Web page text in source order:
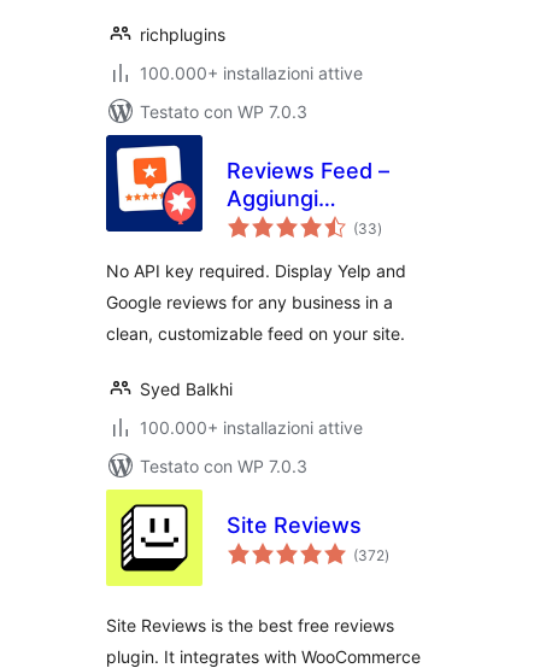
richplugins
100.000+ installazioni attive
Testato con WP 7.0.3
Reviews Feed –
Aggiungi
testimonianze e
clienti da Google
Reviews, Yelp,
TripAdvisor e altri
(33valutazioni
totali
)
No API key required. Display Yelp and
Google reviews for any business in a
clean, customizable feed on your site.
Syed Balkhi
100.000+ installazioni attive
Testato con WP 7.0.3
Site Reviews
(372valutazioni
totali
)
Site Reviews is the best free reviews
plugin. It integrates with WooCommerce